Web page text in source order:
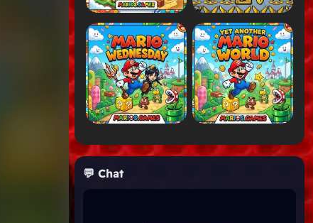
💬 Chat